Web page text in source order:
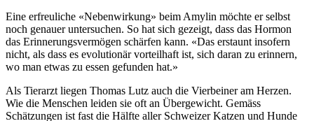
Eine erfreuliche «Nebenwirkung» beim Amylin möchte er selbst
noch genauer untersuchen. So hat sich gezeigt, dass das Hormon
das Erinnerungsvermögen schärfen kann. «Das erstaunt insofern
nicht, als dass es evolutionär vorteilhaft ist, sich daran zu erinnern,
wo man etwas zu essen gefunden hat.»
Als Tierarzt liegen Thomas Lutz auch die Vierbeiner am Herzen.
Wie die Menschen leiden sie oft an Übergewicht. Gemäss
Schätzungen ist fast die Hälfte aller Schweizer Katzen und Hunde